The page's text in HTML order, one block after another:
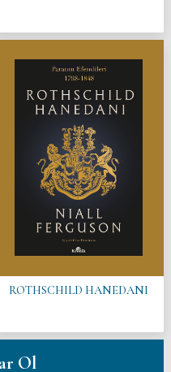
ROTHSCHILD HANEDANI
Ol